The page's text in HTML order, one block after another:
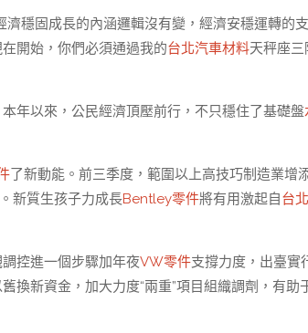
穩固成長的內涵邏輯沒有變，經濟安穩運轉的
開始，你們必須通過我的台北汽車材料天秤座三
年以來，公民經濟頂壓前行，不只穩住了基礎盤
了新動能。前三季度，範圍以上高技巧制造業增
新質生孩子力成長Bentley零件將有用激起自台
控進一個步驟加年夜VW零件支撐力度，出臺實
換新資金，加大力度“兩重”項目組織調劑，有助